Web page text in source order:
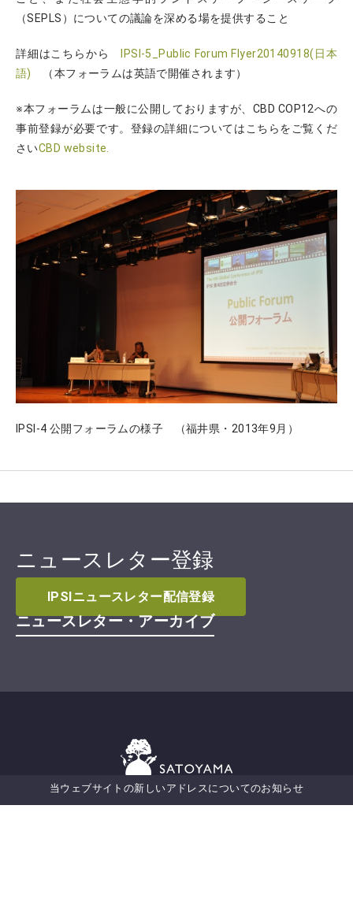
（SEPLS）についての議論を深める場を提供すること
詳細はこちらから
IPSI-5_Public Forum Flyer20140918(日本
語)
（本フォーラムは英語で開催されます）
※本フォーラムは一般に公開しておりますが、CBD COP12への
事前登録が必要です。登録の詳細についてはこちらをご覧くだ
さいCBD website.
IPSI-4 公開フォーラムの様子 （福井県・2013年9月）
ニュースレター登録
IPSIニュースレター配信登録
ニュースレター・アーカイブ
Secretariat of the International
当ウェブサイトの新しいアドレスについてのお知らせ